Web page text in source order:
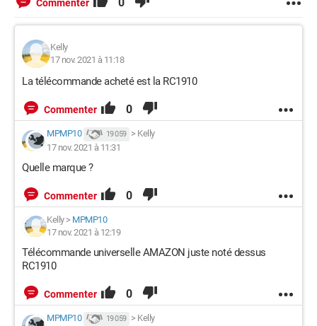
Commenter
Kelly
17 nov. 2021 à 11:18
La télécommande acheté est la RC1910
Commenter 0
MPMP10 19 059 > Kelly
17 nov. 2021 à 11:31
Quelle marque ?
Commenter 0
Kelly> MPMP10
17 nov. 2021 à 12:19
Télécommande universelle AMAZON juste noté dessus
RC1910
Commenter 0
MPMP10 19 059 > Kelly